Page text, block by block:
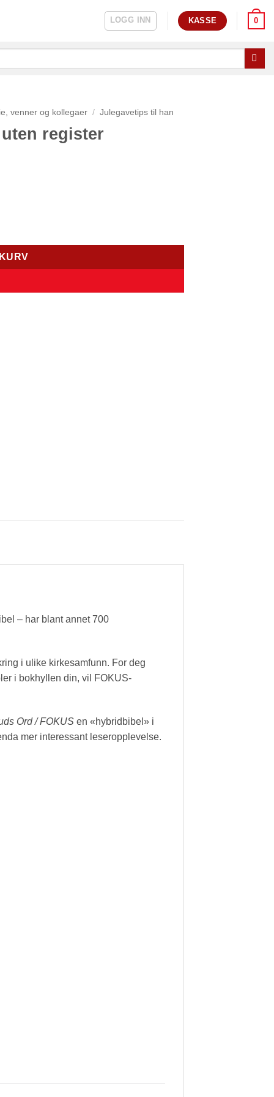
LOGG INN KASSE 0
venner og kollegaer / Julegavetips til han
register
– har blant annet 700
i ulike kirkesamfunn. For deg
i bokhyllen din, vil FOKUS-
Ord / FOKUS en «hybridbibel» i
mer interessant leseropplevelse.